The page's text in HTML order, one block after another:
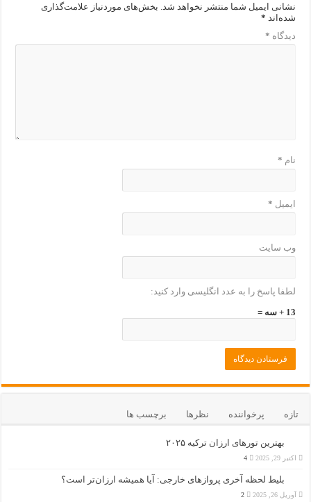
نشانی ایمیل شما منتشر نخواهد شد. بخش‌های موردنیاز علامت‌گذاری
شده‌اند *
دیدگاه *
نام *
ایمیل *
وب‌ سایت
لطفا پاسخ را به عدد انگلیسی وارد کنید:
13 + سه =
تازه پرخواننده نظرها برچسب ها
بهترین تورهای ارزان ترکیه ۲۰۲۵
اکتبر 29, 2025 4
بلیط لحظه آخری پروازهای خارجی: آیا همیشه ارزان‌تر است؟
آوریل 26, 2025 2